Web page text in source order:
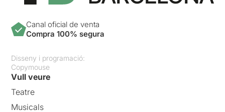
Canal oficial de venta
Compra 100% segura
Disseny i programació:
Copymouse
Vull veure
Teatre
Musicals